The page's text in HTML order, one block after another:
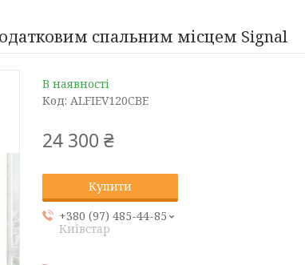
спальним місцем Signal
В наявності
Код: ALFIEV120CBE
24 300 ₴
Купити
+380 (97) 485-44-85
Київстар